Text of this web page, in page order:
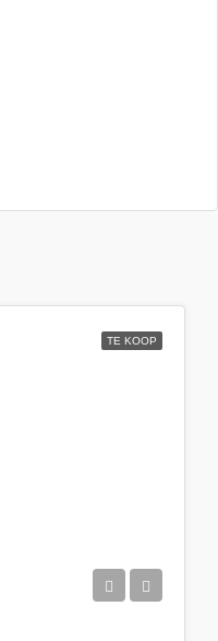
TE KOOP